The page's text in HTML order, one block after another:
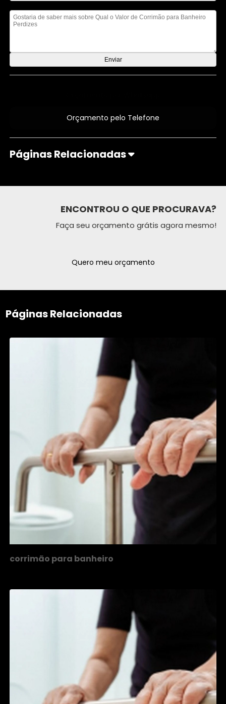
Orçamento pelo Telefone
Páginas Relacionadas
ENCONTROU O QUE PROCURAVA?
Faça seu orçamento grátis agora mesmo!
Quero meu orçamento
Páginas Relacionadas
corrimão para banheiro